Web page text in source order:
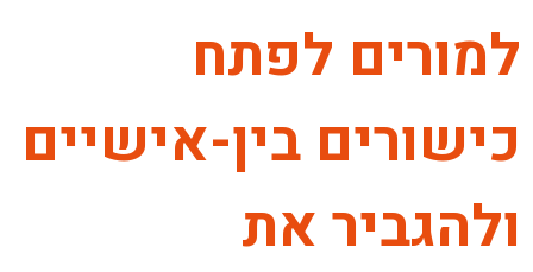
למורים לפתח
כישורים בין-אישיים
ולהגביר את